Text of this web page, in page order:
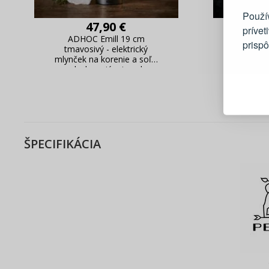
47,90 €
ADHOC Emill 19 cm
tmavosivý - elektrický
mlynček na korenie a soľ z
nehrdzavejúcej ocele
ŠPECIFIKÁCIA
Živý